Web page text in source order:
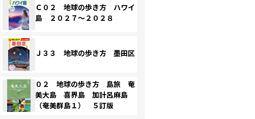
Ｃ０２ 地球の歩き方 ハワイ
島 ２０２７～２０２８
Ｊ３３ 地球の歩き方 墨田区
０２ 地球の歩き方 島旅 奄
美大島 喜界島 加計呂麻島
（奄美群島１） ５訂版